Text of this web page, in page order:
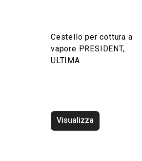
Cestello per cottura a
vapore PRESIDENT,
ULTIMA
Visualizza